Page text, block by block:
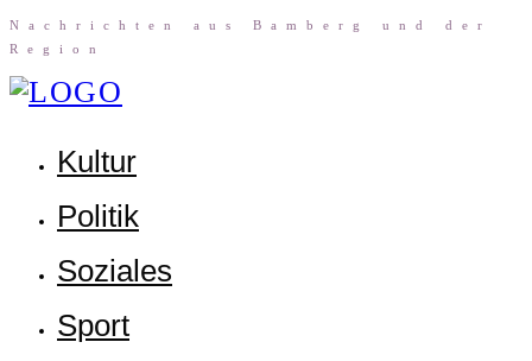
Nach­rich­ten aus Bam­berg und der
Region
Kul­tur
Poli­tik
Sozia­les
Sport